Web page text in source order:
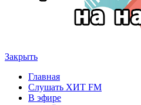
Закрыть
Главная
Слушать ХИТ FM
В эфире